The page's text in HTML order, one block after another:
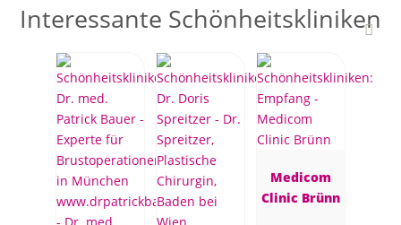
Interessante Schönheitskliniken
Medicom
Clinic Brünn